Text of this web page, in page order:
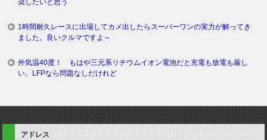
1時間耐久レースに出場してカメ出したらスーパーワンの実力が解ってき
ました。良いクルマですよ～
外気温40度！ もはや三元系リチウムイオン電池だと充電も放電も厳し
い。LFPなら問題なしだけれど
アドレス